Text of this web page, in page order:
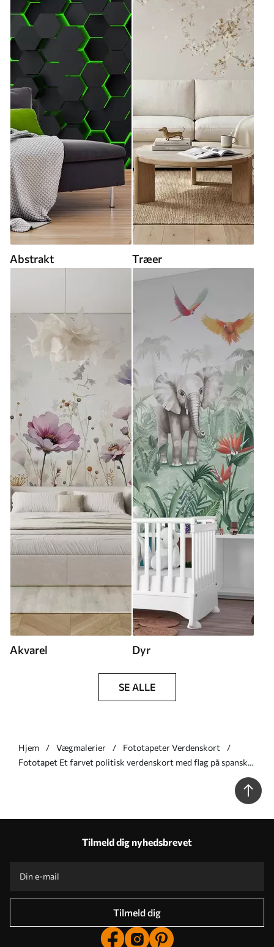
Abstrakt Træer
Akvarel Dyr
SE ALLE
Hjem Vægmalerier
Fototapeter Verdenskort
Fototapet Et farvet politisk verdenskort med flag på spansk
Tilmeld dig nyhedsbrevet
Tilmeld dig